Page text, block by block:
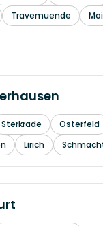
Travemuende
Sterkrade Osterfeld
Lirich